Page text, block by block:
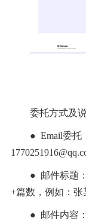
委托方式及说
● Email委托
● 邮件标题
+篇数，例如：
● 邮件内容